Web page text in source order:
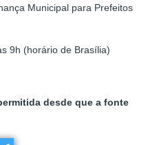
Municipal para Prefeitos
9h (horário de Brasília)
desde que a fonte